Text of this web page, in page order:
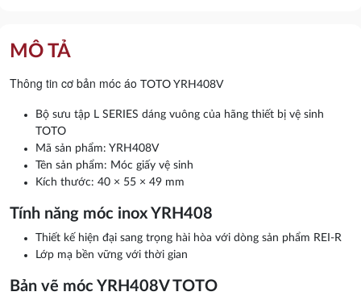
MÔ TẢ
Thông tin cơ bản móc áo TOTO YRH408V
Bộ sưu tập L SERIES dáng vuông của hãng thiết bị vệ sinh
TOTO
Mã sản phẩm: YRH408V
Tên sản phẩm: Móc giấy vệ sinh
Kích thước: 40 × 55 × 49 mm
Tính năng móc inox YRH408
Thiết kế hiện đại sang trọng hài hòa với dòng sản phẩm REI-R
Lớp mạ bền vững với thời gian
Bản vẽ móc YRH408V TOTO